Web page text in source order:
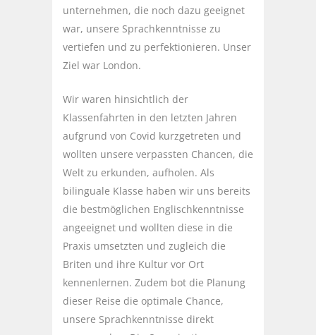
unternehmen, die noch dazu geeignet
war, unsere Sprachkenntnisse zu
vertiefen und zu perfektionieren. Unser
Ziel war London.
Wir waren hinsichtlich der
Klassenfahrten in den letzten Jahren
aufgrund von Covid kurzgetreten und
wollten unsere verpassten Chancen, die
Welt zu erkunden, aufholen. Als
bilinguale Klasse haben wir uns bereits
die bestmöglichen Englischkenntnisse
angeeignet und wollten diese in die
Praxis umsetzten und zugleich die
Briten und ihre Kultur vor Ort
kennenlernen. Zudem bot die Planung
dieser Reise die optimale Chance,
unsere Sprachkenntnisse direkt